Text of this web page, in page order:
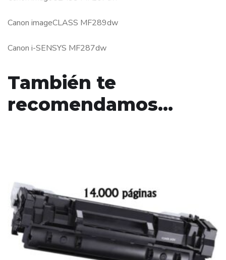
Canon imageCLASS MF289dw
Canon i-SENSYS MF287dw
También te
recomendamos…